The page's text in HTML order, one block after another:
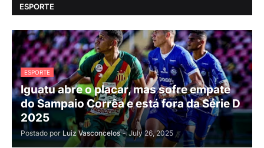
ESPORTE
ESPORTE
Iguatu abre o placar, mas sofre empate
do Sampaio Corrêa e está fora da Série D
2025
Postado por Luiz Vasconcelos - July 26, 2025